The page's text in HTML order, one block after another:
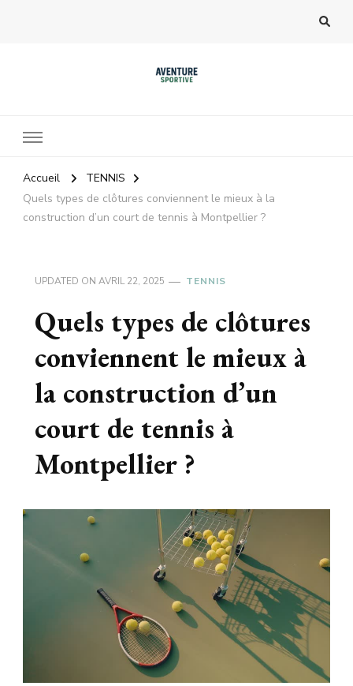
Accueil
TENNIS
Quels types de clôtures conviennent le mieux à la
construction d’un court de tennis à Montpellier ?
UPDATED ON AVRIL 22, 2025 TENNIS
Quels types de clôtures
conviennent le mieux à
la construction d’un
court de tennis à
Montpellier ?